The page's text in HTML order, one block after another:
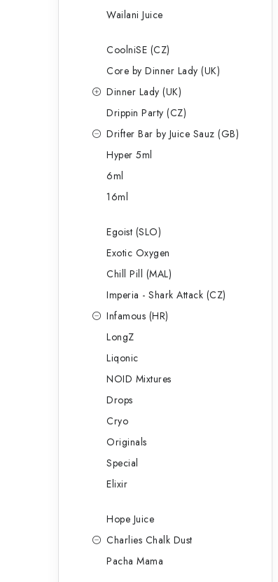
Wailani Juice
CoolniSE (CZ)
Core by Dinner Lady (UK)
Dinner Lady (UK)
Drippin Party (CZ)
Drifter Bar by Juice Sauz (GB)
Hyper 5ml
6ml
16ml
Egoist (SLO)
Exotic Oxygen
Chill Pill (MAL)
Imperia - Shark Attack (CZ)
Infamous (HR)
LongZ
Liqonic
NOID Mixtures
Drops
Cryo
Originals
Special
Elixir
Hope Juice
Charlies Chalk Dust
Pacha Mama